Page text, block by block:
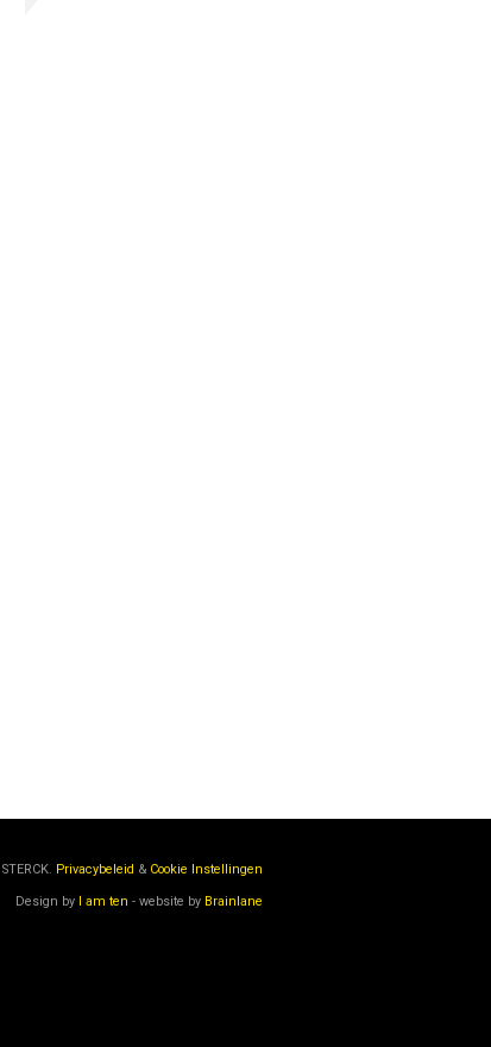
STERCK. Privacybeleid & Cookie Instellingen
Design by I am ten - website by Brainlane